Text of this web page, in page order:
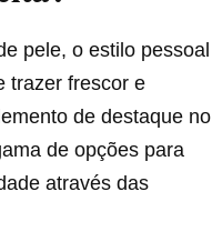
pele, o estilo pessoal
trazer frescor e
de destaque no
de opções para
através das